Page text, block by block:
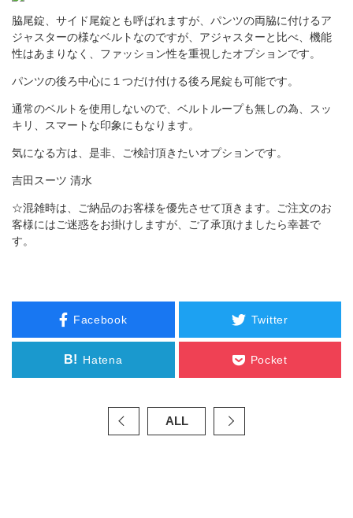
脇尾錠、サイド尾錠とも呼ばれますが、パンツの両脇に付けるア
ジャスターの様なベルトなのですが、アジャスターと比べ、機能
性はあまりなく、ファッション性を重視したオプションです。
パンツの後ろ中心に１つだけ付ける後ろ尾錠も可能です。
通常のベルトを使用しないので、ベルトループも無しの為、スッ
キリ、スマートな印象にもなります。
気になる方は、是非、ご検討頂きたいオプションです。
吉田スーツ 清水
☆混雑時は、ご納品のお客様を優先させて頂きます。ご注文のお
客様にはご迷惑をお掛けしますが、ご了承頂けましたら幸甚で
す。
Facebook Twitter
B! Hatena Pocket
ALL